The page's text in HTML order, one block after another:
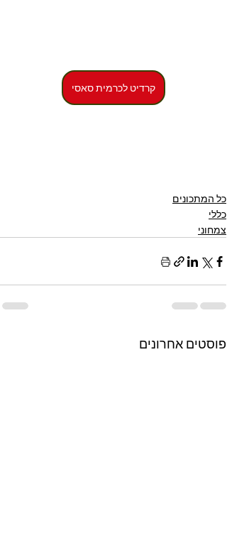
קרדיט לכרמית סאסי
כל המתכונים
כללי
צמחוני
פוסטים אחרונים